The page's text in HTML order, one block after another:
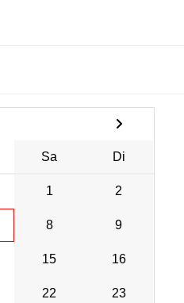
Sa Di
1 2
8 9
15 16
22 23